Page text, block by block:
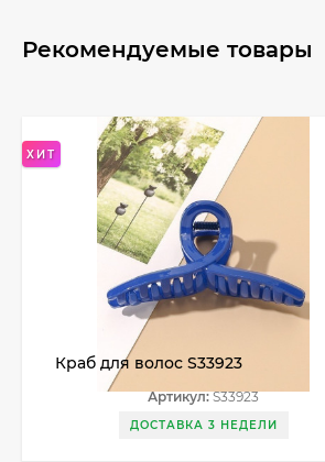
Рекомендуемые товары
ХИТ
Краб для волос S33923
Артикул:S33923
ДОСТАВКА 3 НЕДЕЛИ